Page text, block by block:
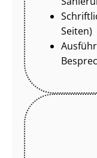
Seiten)